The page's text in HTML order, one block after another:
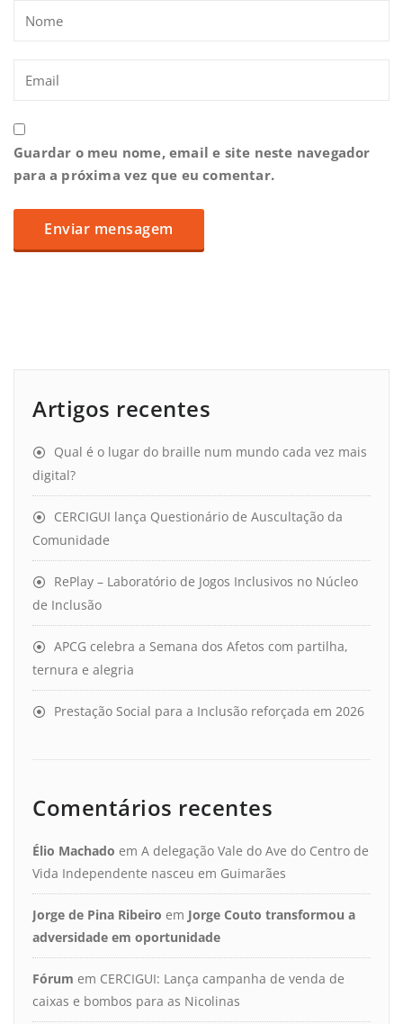
Guardar o meu nome, email e site neste navegador
para a próxima vez que eu comentar.
Artigos recentes
Qual é o lugar do braille num mundo cada vez mais
digital?
CERCIGUI lança Questionário de Auscultação da
Comunidade
RePlay – Laboratório de Jogos Inclusivos no Núcleo
de Inclusão
APCG celebra a Semana dos Afetos com partilha,
ternura e alegria
Prestação Social para a Inclusão reforçada em 2026
Comentários recentes
Élio Machado em A delegação Vale do Ave do Centro de
Vida Independente nasceu em Guimarães
Jorge de Pina Ribeiro em Jorge Couto transformou a
adversidade em oportunidade
Fórum em CERCIGUI: Lança campanha de venda de
caixas e bombos para as Nicolinas